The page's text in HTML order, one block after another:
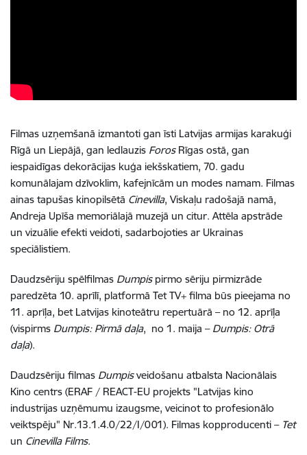
Filmas uzņemšanā izmantoti gan īsti Latvijas armijas karakuģi
Rīgā un Liepājā, gan ledlauzis ForosRīgas ostā, gan
iespaidīgas dekorācijas kuģa iekšskatiem, 70. gadu
komunālajam dzīvoklim, kafejnīcām un modes namam. Filmas
ainas tapušas kinopilsētā Cinevilla, Viskaļu radošajā namā,
Andreja Upīša memoriālajā muzejā un citur. Attēla apstrāde
un vizuālie efekti veidoti, sadarbojoties ar Ukrainas
speciālistiem.
Daudzsēriju spēlfilmas Dumpispirmo sēriju pirmizrāde
paredzēta 10. aprīlī, platformā Tet TV+ filma būs pieejama no
11. aprīļa, bet Latvijas kinoteātru repertuārā – no 12. aprīļa
(vispirms Dumpis: Pirmā daļa, no 1. maija – Dumpis: Otrā
daļa).
Daudzsēriju filmas Dumpisveidošanu atbalsta Nacionālais
Kino centrs (ERAF / REACT-EU projekts "Latvijas kino
industrijas uzņēmumu izaugsme, veicinot to profesionālo
veiktspēju" Nr.13.1.4.0/22/I/001). Filmas kopproducenti – Tet
un Cinevilla Films.